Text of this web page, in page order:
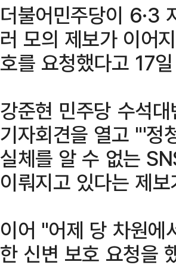
더불어민주당이 6·3
러 모의 제보가 이어
호를 요청했다고 17
강준현 민주당 수석
기자회견을 열고 "'정
실체를 알 수 없는
이뤄지고 있다는 제
이어 "어제 당 차원에
한 신변 보호 요청을